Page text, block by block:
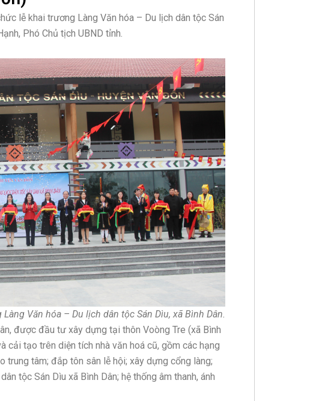
lễ khai trương Làng Văn hóa – Du lịch dân tộc Sán
Phó Chủ tịch UBND tỉnh.
Văn hóa – Du lịch dân tộc Sán Dìu, xã Bình Dân.
được đầu tư xây dựng tại thôn Voòng Tre (xã Bình
cải tạo trên diện tích nhà văn hoá cũ, gồm các hạng
tâm; đắp tôn sân lễ hội; xây dựng cổng làng;
tộc Sán Dìu xã Bình Dân; hệ thống âm thanh, ánh